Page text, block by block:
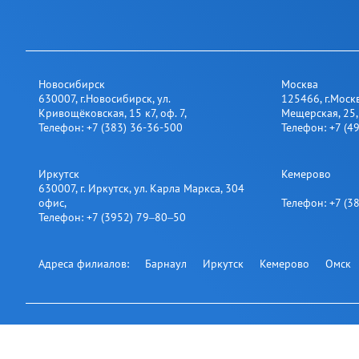
Новосибирск
630007, г.Новосибирск,ул.
Кривощёковская, 15 к7, оф. 7,
Телефон: +7 (383) 36-36-500
Москва
125466,
Мещерская,
Телефон: +7
Иркутск
630007, г. Иркутск,ул. Карла Маркса, 304
офис,
Телефон: +7 (3952) 79‒80‒50
Кемерово
Телефон: +7
Адреса филиалов: Барнаул Иркутск Кемерово Омск